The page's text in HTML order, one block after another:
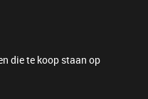
die te koop staan op